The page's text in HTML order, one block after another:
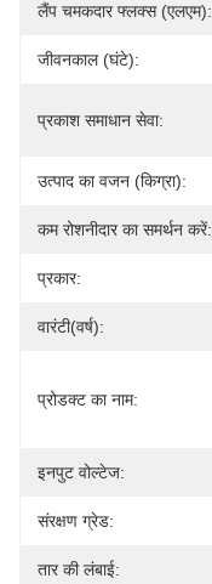
लैंप चमकदार फ्लक्स (एलएम):
जीवनकाल (घंटे):
प्रकाश समाधान सेवा:
उत्पाद का वजन (किग्रा):
कम रोशनीदार का समर्थन करें:
प्रकार:
वारंटी(वर्ष):
प्रोडक्ट का नाम:
इनपुट वोल्टेज:
संरक्षण ग्रेड:
तार की लंबाई: